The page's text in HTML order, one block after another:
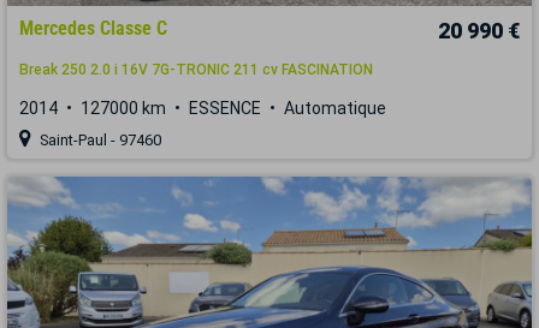
Mercedes Classe C 20 990 €
Break 250 2.0 i 16V 7G-TRONIC 211 cv FASCINATION
2014 127000 km ESSENCE Automatique
Saint-Paul - 97460